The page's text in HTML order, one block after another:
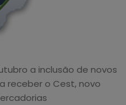
a inclusão de novos
receber o Cest, novo